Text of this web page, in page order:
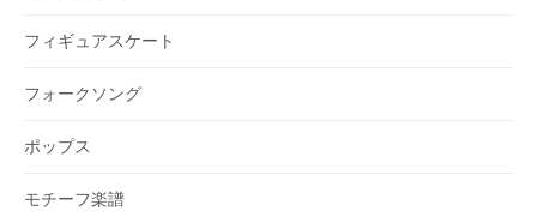
フィギュアスケート
フォークソング
ポップス
モチーフ楽譜